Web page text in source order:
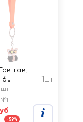
гав,
6
в
с
и
Арт.
1шт
шт
-59%